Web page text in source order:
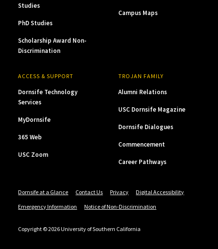
Studies
PhD Studies
Scholarship Award Non-
Discrimination
Campus Maps
ACCESS & SUPPORT
Dornsife Technology
Services
MyDornsife
365 Web
USC Zoom
TROJAN FAMILY
Alumni Relations
USC Dornsife Magazine
Dornsife Dialogues
Commencement
Career Pathways
Dornsife at a Glance Contact Us Privacy
Digital Accessibility
Emergency Information
Notice of Non-Discrimination
Copyright © 2026 University of Southern California